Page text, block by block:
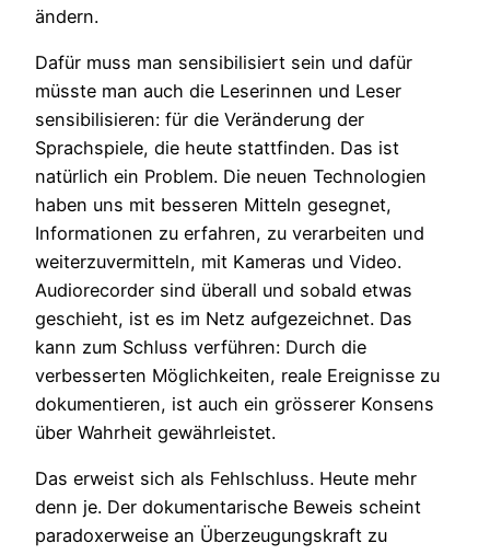
ändern.
Dafür muss man sensibilisiert sein und dafür
müsste man auch die Leserinnen und Leser
sensibilisieren: für die Veränderung der
Sprachspiele, die heute stattfinden. Das ist
natürlich ein Problem. Die neuen Technologien
haben uns mit besseren Mitteln gesegnet,
Informationen zu erfahren, zu verarbeiten und
weiterzuvermitteln, mit Kameras und Video.
Audiorecorder sind überall und sobald etwas
geschieht, ist es im Netz aufgezeichnet. Das
kann zum Schluss verführen: Durch die
verbesserten Möglichkeiten, reale Ereignisse zu
dokumentieren, ist auch ein grösserer Konsens
über Wahrheit gewährleistet.
Das erweist sich als Fehlschluss. Heute mehr
denn je. Der dokumentarische Beweis scheint
paradoxerweise an Überzeugungskraft zu